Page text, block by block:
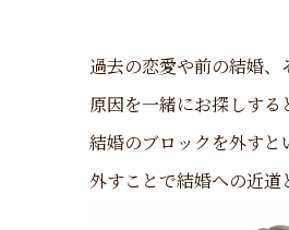
過去の恋愛や前の結婚、
原因を一緒にお探しする
結婚のブロックを外すと
外すことで結婚への近